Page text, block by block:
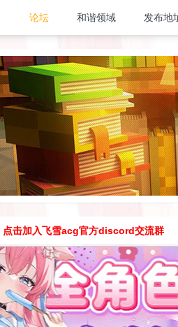
论坛 和谐领域 发布地
点击加入飞雪acg官方discord交流群